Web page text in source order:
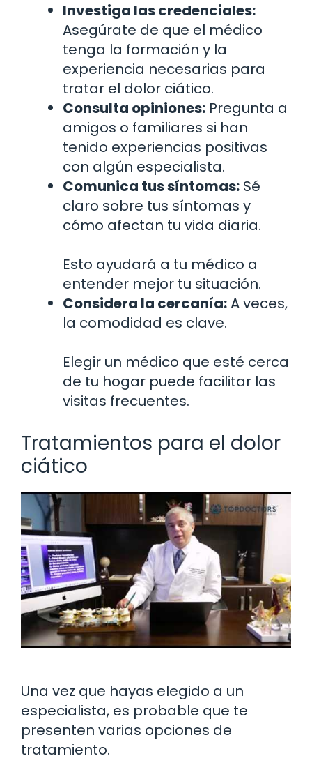
Investiga las credenciales:
Asegúrate de que el médico
tenga la formación y la
experiencia necesarias para
tratar el dolor ciático.
Consulta opiniones: Pregunta a
amigos o familiares si han
tenido experiencias positivas
con algún especialista.
Comunica tus síntomas: Sé
claro sobre tus síntomas y
cómo afectan tu vida diaria.
Esto ayudará a tu médico a
entender mejor tu situación.
Considera la cercanía:A veces,
la comodidad es clave.
Elegir un médico que esté cerca
de tu hogar puede facilitar las
visitas frecuentes.
Tratamientos para el dolor
ciático
Una vez que hayas elegido a un
especialista, es probable que te
presenten varias opciones de
tratamiento.